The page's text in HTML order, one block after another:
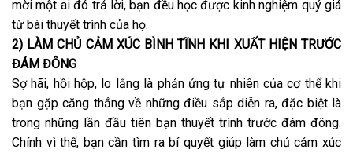
mời một ai đó trả lời, bạn đều học được kinh nghiệm quý giá
từ bài thuyết trình của họ.
2) LÀM CHỦ CẢM XÚC BÌNH TĨNH KHI XUẤT HIỆN TRƯỚC
ĐÁM ĐÔNG
Sợ hãi, hồi hộp, lo lắng là phản ứng tự nhiên của cơ thể khi
bạn gặp căng thẳng về những điều sắp diễn ra, đặc biệt là
trong những lần đầu tiên bạn thuyết trình trước đám đông.
Chính vì thế, bạn cần tìm ra bí quyết giúp làm chủ cảm xúc